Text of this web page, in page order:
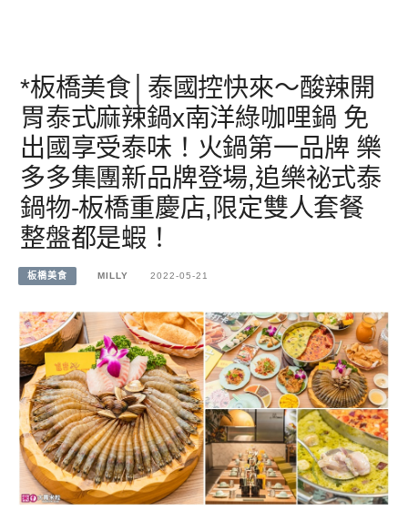
*板橋美食│泰國控快來～酸辣開
胃泰式麻辣鍋x南洋綠咖哩鍋 免
出國享受泰味！火鍋第一品牌 樂
多多集團新品牌登場,追樂祕式泰
鍋物-板橋重慶店,限定雙人套餐
整盤都是蝦！
板橋美食 MILLY 2022-05-21